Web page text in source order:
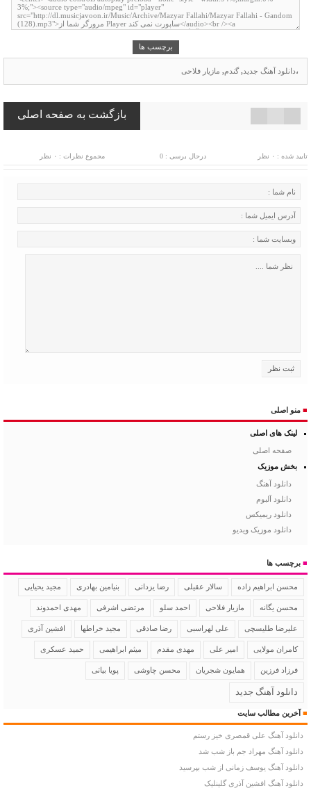
برچسب ها
،دانلود آهنگ جدید , گندم, مازیار فلاحی
بازگشت به صفحه اصلی
تایید شده : ۰ نظر درحال برسی : 0 مجموع نظرات : ۰ نظر
■ منو اصلی
لینک های اصلی
صفحه اصلی
بخش موزیک
دانلود آهنگ
دانلود آلبوم
دانلود ریمیکس
دانلود موزیک ویدیو
■ برچسب ها
محسن ابراهیم زاده سالار عقیلی رضا یزدانی بنیامین بهادری مجید یحیایی
محسن یگانه مازیار فلاحی احمد سلو مرتضی اشرفی مهدی احمدوند
علیرضا طلیسچی علی لهراسبی رضا صادقی مجید خراطها افشین آذری
کامران مولایی امیر علی مهدی مقدم میثم ابراهیمی حمید عسکری
فرزاد فرزین همایون شجریان محسن چاوشی پویا بیاتی
دانلود آهنگ جدید
■ آخرین مطالب سایت
دانلود آهنگ علی قمصری خیز رستم
دانلود آهنگ مهراد جم باز شب شد
دانلود آهنگ یوسف زمانی از شب بپرسید
دانلود آهنگ افشین آذری گلینلیک